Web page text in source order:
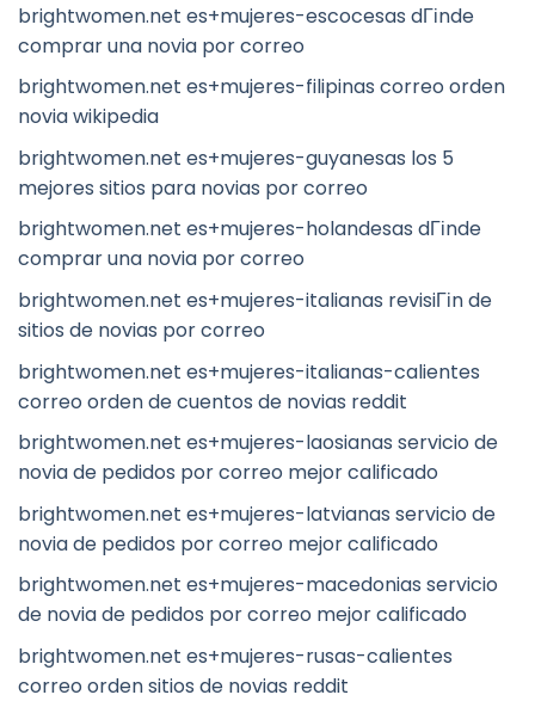
brightwomen.net es+mujeres-escocesas dГіnde
comprar una novia por correo
brightwomen.net es+mujeres-filipinas correo orden
novia wikipedia
brightwomen.net es+mujeres-guyanesas los 5
mejores sitios para novias por correo
brightwomen.net es+mujeres-holandesas dГіnde
comprar una novia por correo
brightwomen.net es+mujeres-italianas revisiГіn de
sitios de novias por correo
brightwomen.net es+mujeres-italianas-calientes
correo orden de cuentos de novias reddit
brightwomen.net es+mujeres-laosianas servicio de
novia de pedidos por correo mejor calificado
brightwomen.net es+mujeres-latvianas servicio de
novia de pedidos por correo mejor calificado
brightwomen.net es+mujeres-macedonias servicio
de novia de pedidos por correo mejor calificado
brightwomen.net es+mujeres-rusas-calientes
correo orden sitios de novias reddit